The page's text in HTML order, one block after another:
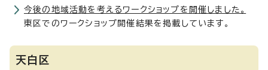
今後の地域活動を考えるワークショップを開催しました。
東区でのワークショップ開催結果を掲載しています。
天白区